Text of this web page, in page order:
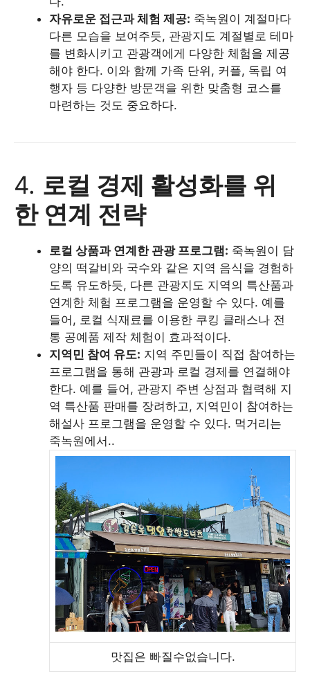
자유로운 접근과 체험 제공: 죽녹원이 계절마다
다른 모습을 보여주듯, 관광지도 계절별로 테마
를 변화시키고 관광객에게 다양한 체험을 제공
해야 한다. 이와 함께 가족 단위, 커플, 독립 여
행자 등 다양한 방문객을 위한 맞춤형 코스를
마련하는 것도 중요하다.
4. 로컬 경제 활성화를 위
한 연계 전략
로컬 상품과 연계한 관광 프로그램: 죽녹원이 담
양의 떡갈비와 국수와 같은 지역 음식을 경험하
도록 유도하듯, 다른 관광지도 지역의 특산품과
연계한 체험 프로그램을 운영할 수 있다. 예를
들어, 로컬 식재료를 이용한 쿠킹 클래스나 전
통 공예품 제작 체험이 효과적이다.
지역민 참여 유도: 지역 주민들이 직접 참여하는
프로그램을 통해 관광과 로컬 경제를 연결해야
한다. 예를 들어, 관광지 주변 상점과 협력해 지
역 특산품 판매를 장려하고, 지역민이 참여하는
해설사 프로그램을 운영할 수 있다. 먹거리는
죽녹원에서..
맛집은 빠질수없습니다.